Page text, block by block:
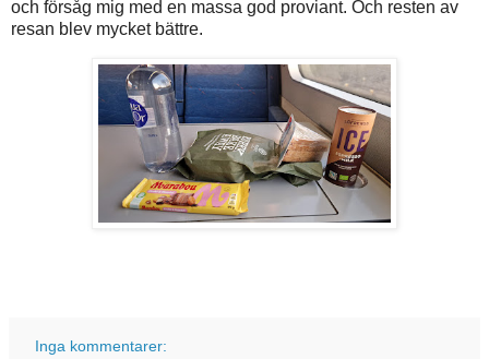
och försåg mig med en massa god proviant. Och resten av
resan blev mycket bättre.
Inga kommentarer: